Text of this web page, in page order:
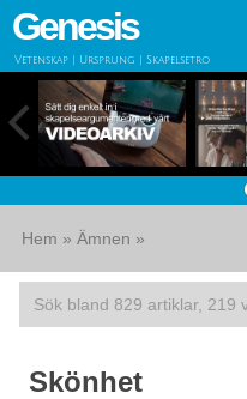
Genesis
Vetenskap | Ursprung | Skapelsetro
Hem » Ämnen »
Skönhet